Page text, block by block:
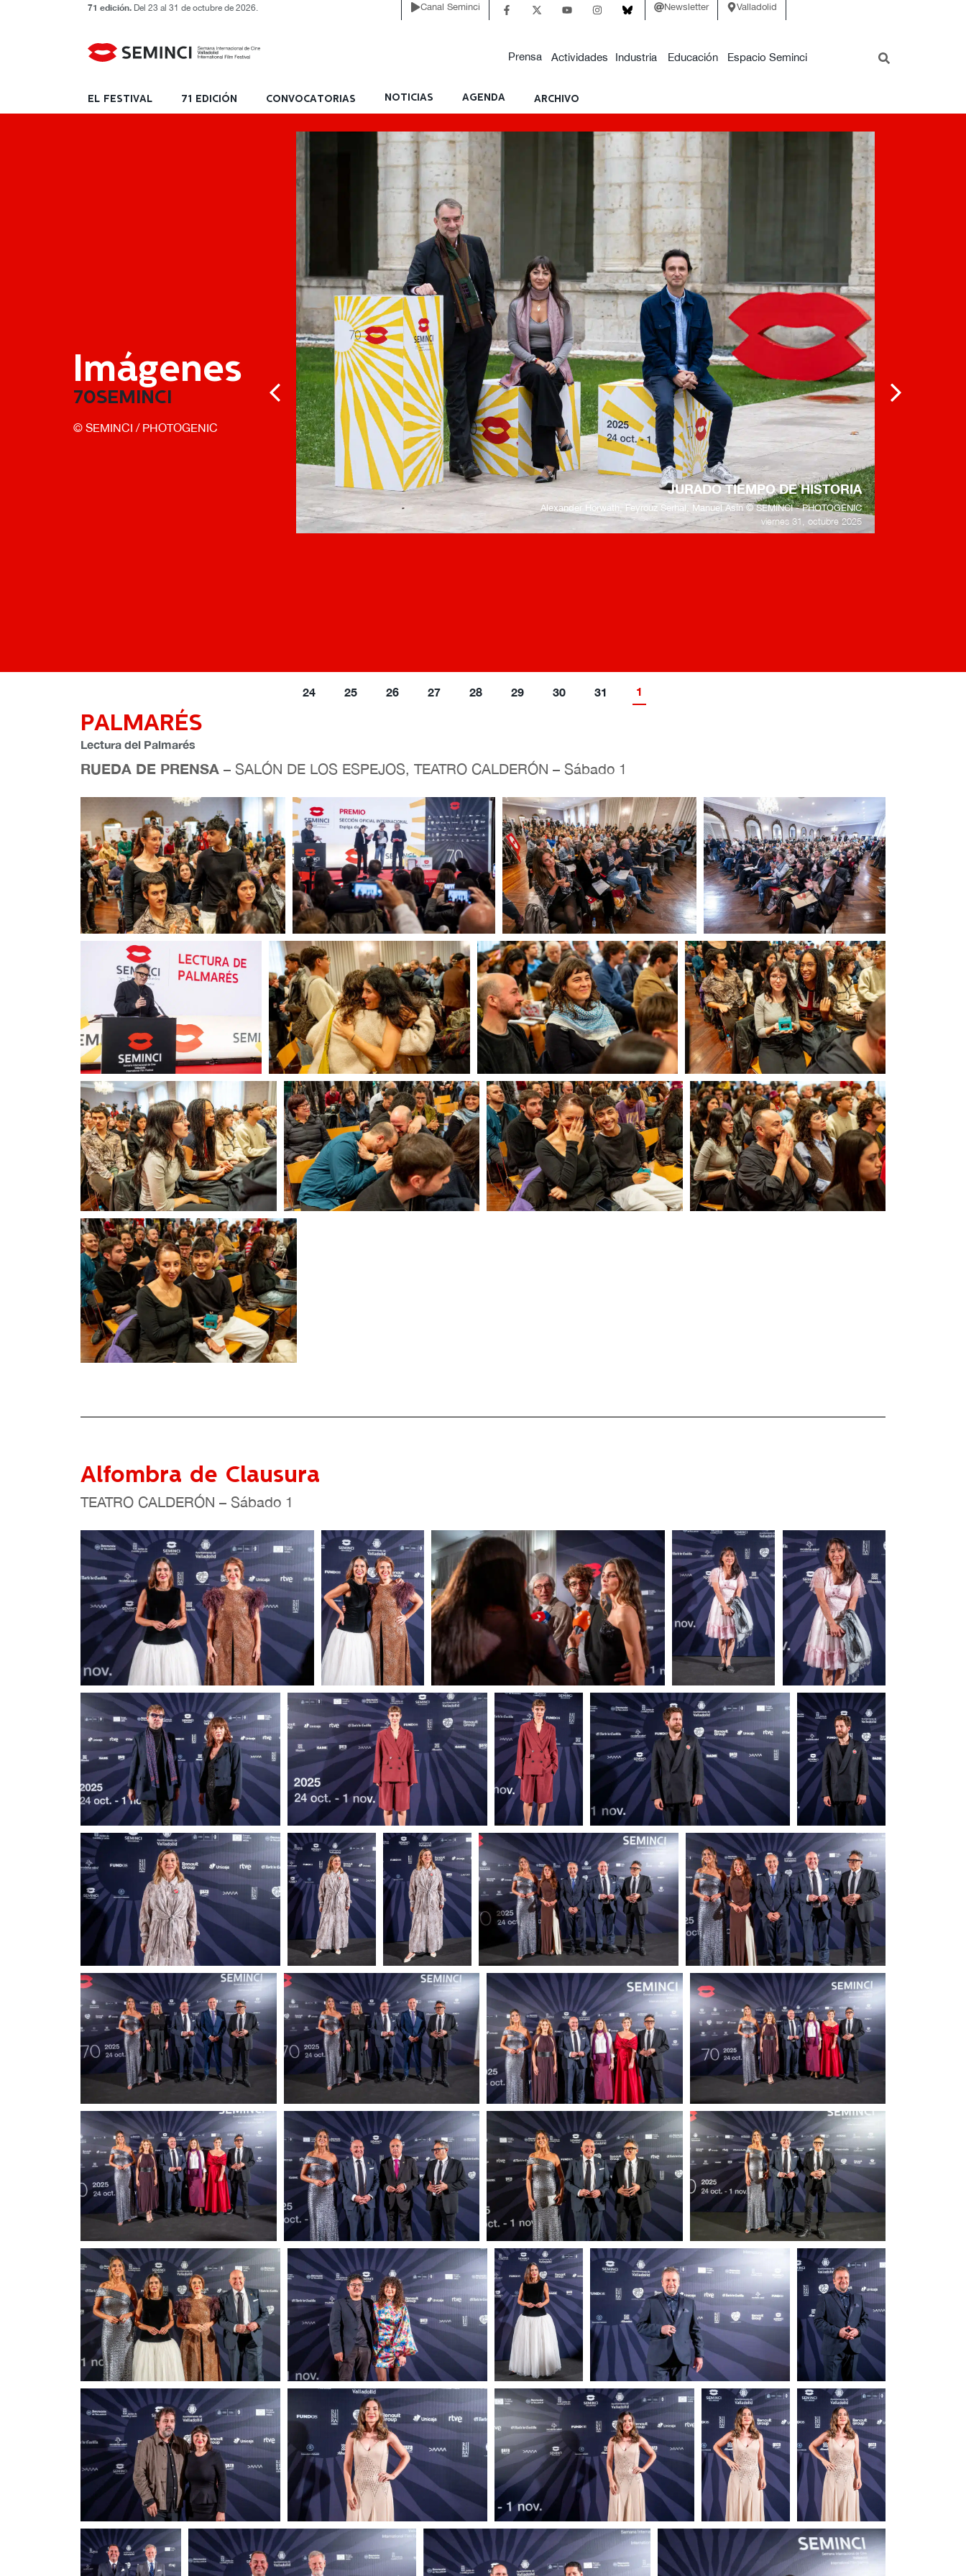
71 edición. Del 23 al 31 de octubre de 2026. Canal Seminci Newsletter Valladolid
Prensa Actividades Industria Educación Espacio Seminci
EL FESTIVAL 71 EDICIÓN CONVOCATORIAS NOTICIAS AGENDA ARCHIVO
Imágenes
70SEMINCI
© SEMINCI / PHOTOGENIC
JURADO JOVEN SECCIÓN OFICIAL
© SEMINCI - PHOTOGENIC
viernes 31, octubre 2025
24 25 26 27 28 29 30 31 1
PALMARÉS
Lectura del Palmarés
RUEDA DE PRENSA – SALÓN DE LOS ESPEJOS, TEATRO CALDERÓN – Sábado 1
Alfombra de Clausura
TEATRO CALDERÓN – Sábado 1